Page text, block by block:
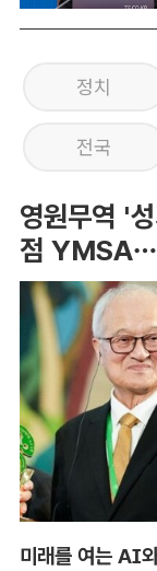
정치
전국
영원무역 '
점